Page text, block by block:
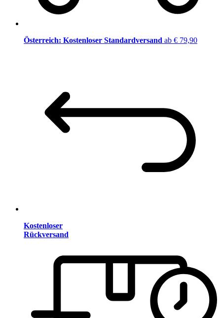
Österreich: Kostenloser Standardversand ab € 79,90
Kostenloser
Rückversand